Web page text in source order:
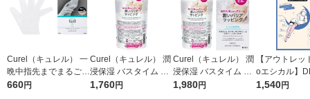
Curel（キュレル） 一
晩中指先までまるごと
守る お手入れ底上げ
660円
Curel（キュレル） 潤
浸保湿 バスタイム モ
イストバリアクリーム
1,760円
Curel（キュレル） 潤
浸保湿 バスタイム モ
イストバリアクリーム
1,980円
【アウトレッ
oエシカル】
ンビーナ ス
1,540円